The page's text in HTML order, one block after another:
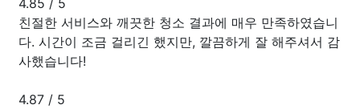
친절한 서비스와 깨끗한 청소 결과에 매우 만족하였습니
다. 시간이 조금 걸리긴 했지만, 깔끔하게 잘 해주셔서 감
사했습니다!
4.87 / 5